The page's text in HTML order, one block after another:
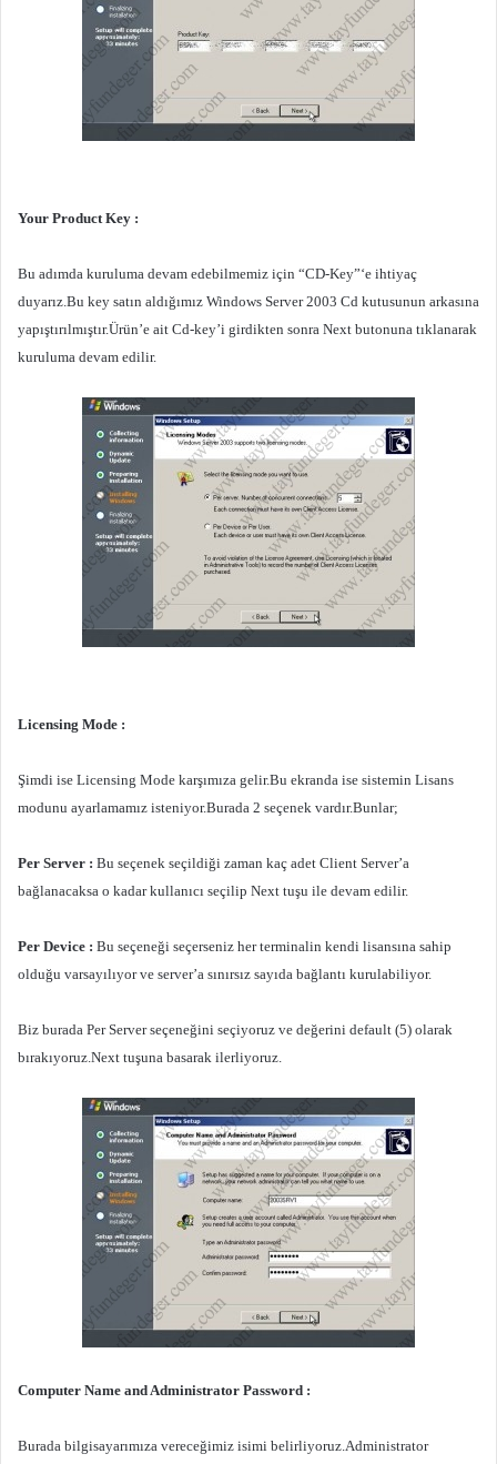
Your Product Key :
Bu adımda kuruluma devam edebilmemiz için “CD-Key”‘e ihtiyaç
duyarız.Bu key satın aldığımız Windows Server 2003 Cd kutusunun arkasına
yapıştırılmıştır.Ürün’e ait Cd-key’i girdikten sonra Next butonuna tıklanarak
kuruluma devam edilir.
Licensing Mode :
Şimdi ise Licensing Mode karşımıza gelir.Bu ekranda ise sistemin Lisans
modunu ayarlamamız isteniyor.Burada 2 seçenek vardır.Bunlar;
Per Server : Bu seçenek seçildiği zaman kaç adet Client Server’a
bağlanacaksa o kadar kullanıcı seçilip Next tuşu ile devam edilir.
Per Device : Bu seçeneği seçerseniz her terminalin kendi lisansına sahip
olduğu varsayılıyor ve server’a sınırsız sayıda bağlantı kurulabiliyor.
Biz burada Per Server seçeneğini seçiyoruz ve değerini default (5) olarak
bırakıyoruz.Next tuşuna basarak ilerliyoruz.
Computer Name and Administrator Password :
Burada bilgisayarımıza vereceğimiz isimi belirliyoruz.Administrator